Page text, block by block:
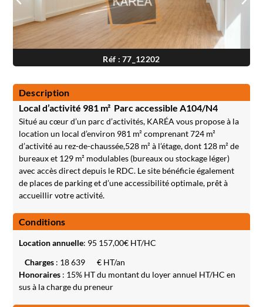
Réf : 77_12202
Description
Local d’activité 981 m²  Parc accessible A104/N4
Situé au cœur d’un parc d’activités, KARÉA vous propose à la
location un local d’environ 981 m² comprenant 724 m²
d’activité au rez-de-chaussée,528 m² à l’étage, dont 128 m² de
bureaux et 129 m² modulables (bureaux ou stockage léger)
avec accès direct depuis le RDC. Le site bénéficie également
de places de parking et d’une accessibilité optimale, prêt à
accueillir votre activité.
Conditions
Location annuelle: 95 157,00€ HT/HC
Charges: 18 639
€ HT/an
Honoraires: 15% HT du montant du loyer annuel HT/HC en
sus à la charge du preneur